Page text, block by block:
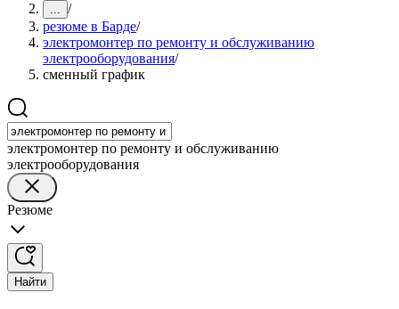
... /
резюме в Барде/
электромонтер по ремонту и обслуживанию
электрооборудования/
сменный график
электромонтер по ремонту и обслуживанию
электрооборудования
Резюме
Найти